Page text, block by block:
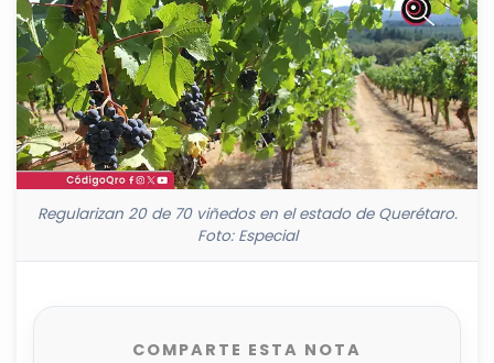
Regularizan 20 de 70 viñedos en el estado de Querétaro.
Foto: Especial
COMPARTE ESTA NOTA